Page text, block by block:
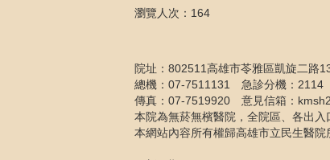
瀏覽人次： 164
院址：802511高雄市苓雅區凱旋二路
總機：07-7511131 急診分機：2114
傳真：07-7519920 意見信箱：
本院為無菸無檳醫院，全院區、各出
本網站內容所有權歸高雄市立民生醫